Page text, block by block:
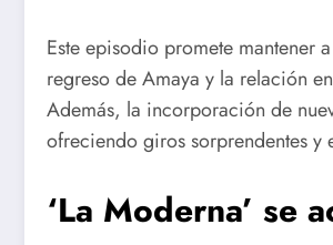
Este episodio promete mantener
regreso de Amaya y la relación
Además, la incorporación de
ofreciendo giros sorprendentes y
‘La Moderna’ se